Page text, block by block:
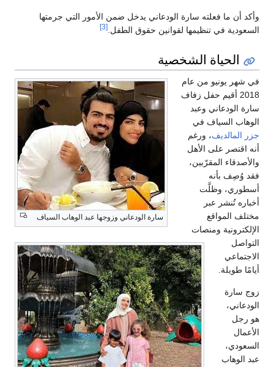
وأكد أن ما فعلته سارة الودعاني يدخل ضمن الأمور التي جرمتها
السعودية في تنظيمها لقوانين حقوق الطفل. [3]
الحياة الشخصية
سارة الودعاني وزوجها عبد الوهاب السياف
في شهر يونيو من عام
2018 أقيم حفل زفاف
سارة الودعاني وعبد
الوهاب السياف في
جزر المالديف، ورغم
أنه اقتصر على الأهل
والأصدقاء المقرّبين،
فقد وُصِف بأنه
أسطوري، وظلَّت
أخباره تُنشر عبر
مختلف المواقع
الإلكترونية ومنصات
التواصل
الاجتماعي
أيامًا طويلة.
زوج سارة
الودعاني،
هو رجل
الأعمال
السعودي،
عبد الوهاب